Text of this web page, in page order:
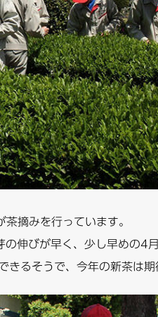
摘みを行っています。
の伸びが早く、少し早めの4
るそうで、今年の新茶は期